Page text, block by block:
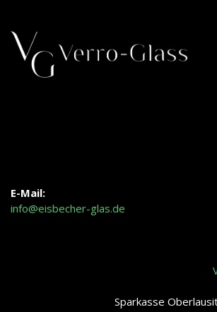
E-Mail:
info@eisbecher-glas.de
Sparkasse